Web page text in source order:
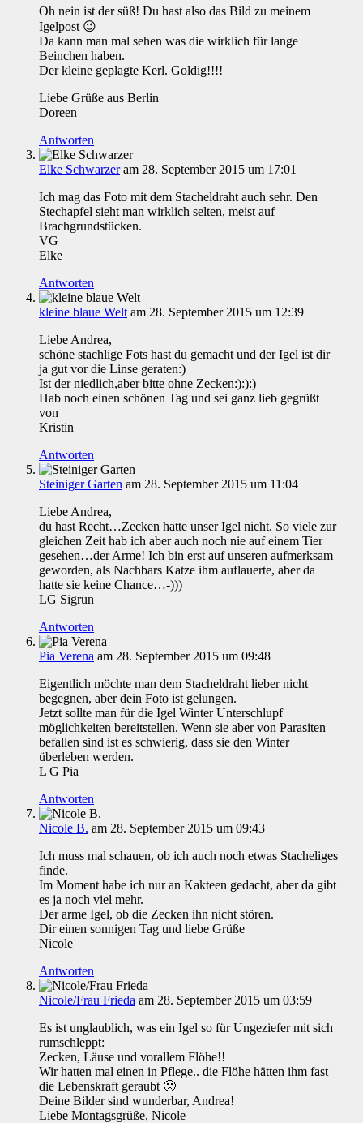
Oh nein ist der süß! Du hast also das Bild zu meinem
Igelpost 😉
Da kann man mal sehen was die wirklich für lange
Beinchen haben.
Der kleine geplagte Kerl. Goldig!!!!
Liebe Grüße aus Berlin
Doreen
Antworten
Elke Schwarzer am 28. September 2015 um 17:01
Ich mag das Foto mit dem Stacheldraht auch sehr. Den
Stechapfel sieht man wirklich selten, meist auf
Brachgrundstücken.
VG
Elke
Antworten
kleine blaue Welt am 28. September 2015 um 12:39
Liebe Andrea,
schöne stachlige Fots hast du gemacht und der Igel ist dir
ja gut vor die Linse geraten:)
Ist der niedlich,aber bitte ohne Zecken:):):)
Hab noch einen schönen Tag und sei ganz lieb gegrüßt
von
Kristin
Antworten
Steiniger Garten am 28. September 2015 um 11:04
Liebe Andrea,
du hast Recht…Zecken hatte unser Igel nicht. So viele zur
gleichen Zeit hab ich aber auch noch nie auf einem Tier
gesehen…der Arme! Ich bin erst auf unseren aufmerksam
geworden, als Nachbars Katze ihm auflauerte, aber da
hatte sie keine Chance…-)))
LG Sigrun
Antworten
Pia Verena am 28. September 2015 um 09:48
Eigentlich möchte man dem Stacheldraht lieber nicht
begegnen, aber dein Foto ist gelungen.
Jetzt sollte man für die Igel Winter Unterschlupf
möglichkeiten bereitstellen. Wenn sie aber von Parasiten
befallen sind ist es schwierig, dass sie den Winter
überleben werden.
L G Pia
Antworten
Nicole B. am 28. September 2015 um 09:43
Ich muss mal schauen, ob ich auch noch etwas Stacheliges
finde.
Im Moment habe ich nur an Kakteen gedacht, aber da gibt
es ja noch viel mehr.
Der arme Igel, ob die Zecken ihn nicht stören.
Dir einen sonnigen Tag und liebe Grüße
Nicole
Antworten
Nicole/Frau Frieda am 28. September 2015 um 03:59
Es ist unglaublich, was ein Igel so für Ungeziefer mit sich
rumschleppt:
Zecken, Läuse und vorallem Flöhe!!
Wir hatten mal einen in Pflege.. die Flöhe hätten ihm fast
die Lebenskraft geraubt 🙁
Deine Bilder sind wunderbar, Andrea!
Liebe Montagsgrüße, Nicole